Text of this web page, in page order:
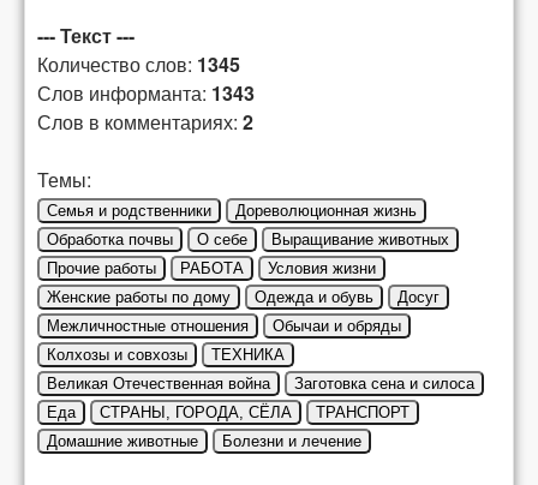
--- Текст ---
Количество слов: 1345
Слов информанта: 1343
Слов в комментариях: 2
Темы:
Семья и родственники
Дореволюционная жизнь
Обработка почвы
О себе
Выращивание животных
Прочие работы
РАБОТА
Условия жизни
Женские работы по дому
Одежда и обувь
Досуг
Межличностные отношения
Обычаи и обряды
Колхозы и совхозы
ТЕХНИКА
Великая Отечественная война
Заготовка сена и силоса
Еда
СТРАНЫ, ГОРОДА, СЁЛА
ТРАНСПОРТ
Домашние животные
Болезни и лечение